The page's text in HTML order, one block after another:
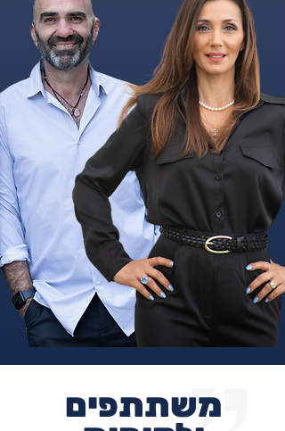
משתתפים